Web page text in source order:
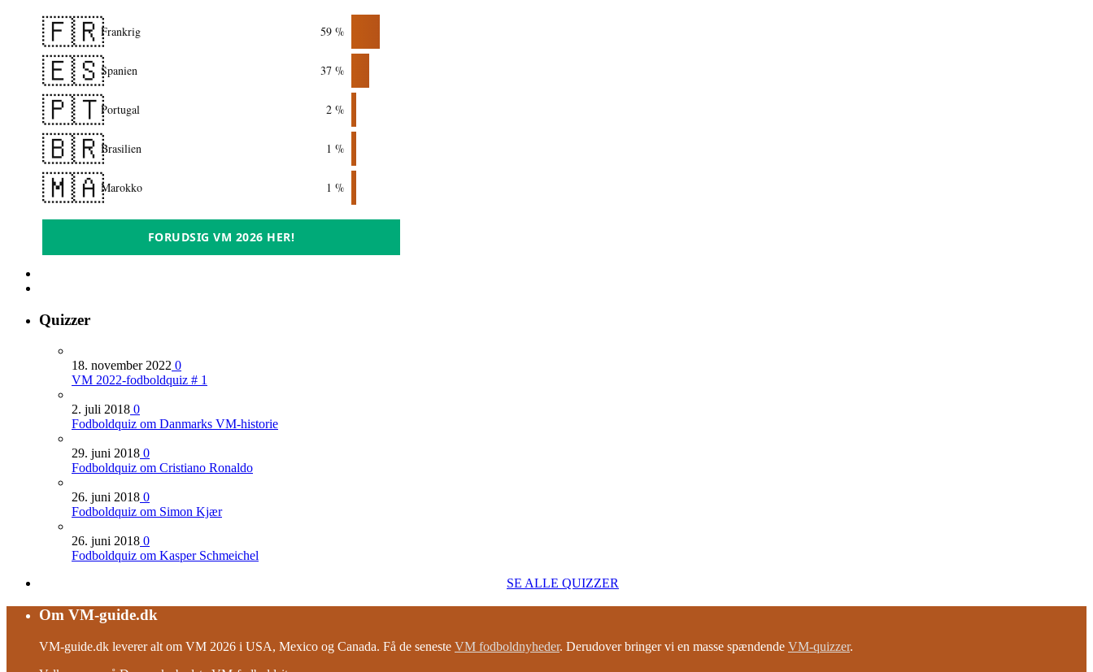
🇫🇷Frankrig 59 %
🇪🇸Spanien 37 %
🇵🇹Portugal 2 %
🇧🇷Brasilien 1 %
🇲🇦Marokko 1 %
FORUDSIG VM 2026 HER!
Quizzer
18. november 2022 0
VM 2022-fodboldquiz # 1
2. juli 2018 0
Fodboldquiz om Danmarks VM-historie
29. juni 2018 0
Fodboldquiz om Cristiano Ronaldo
26. juni 2018 0
Fodboldquiz om Simon Kjær
26. juni 2018 0
Fodboldquiz om Kasper Schmeichel
SE ALLE QUIZZER
Om VM-guide.dk
VM-guide.dk leverer alt om VM 2026 i USA, Mexico og Canada. Få de seneste VM fodboldnyheder. Derudover bringer vi en masse spændende VM-quizzer.